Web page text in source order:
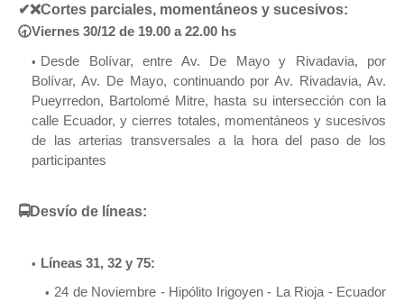
✔❌Cortes parciales, momentáneos y sucesivos:
🕣Viernes 30/12 de 19.00 a 22.00 hs
Desde Bolívar, entre Av. De Mayo y Rivadavia, por
Bolívar, Av. De Mayo, continuando por Av. Rivadavia, Av.
Pueyrredon, Bartolomé Mitre, hasta su intersección con la
calle Ecuador, y cierres totales, momentáneos y sucesivos
de las arterias transversales a la hora del paso de los
participantes
🚍Desvío de líneas:
Líneas 31, 32 y 75:
24 de Noviembre - Hipólito Irigoyen - La Rioja - Ecuador